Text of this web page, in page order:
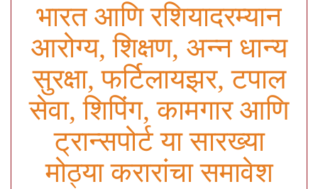
भारत आणि रशियादरम्यान
आरोग्य, शिक्षण, अन्न धान्य
सुरक्षा, फर्टिलायझर, टपाल
सेवा, शिपिंग, कामगार आणि
ट्रान्सपोर्ट या सारख्या
मोठ्या करारांचा समावेश